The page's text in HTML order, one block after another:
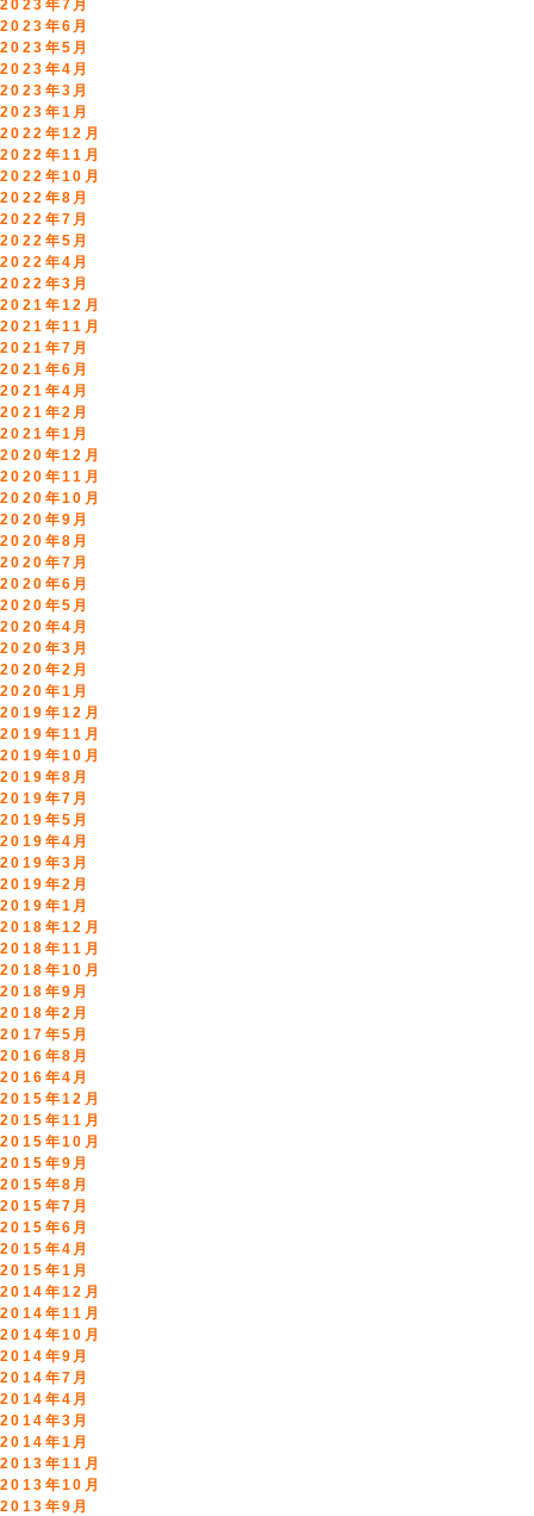
2023年7月
2023年6月
2023年5月
2023年4月
2023年3月
2023年1月
2022年12月
2022年11月
2022年10月
2022年8月
2022年7月
2022年5月
2022年4月
2022年3月
2021年12月
2021年11月
2021年7月
2021年6月
2021年4月
2021年2月
2021年1月
2020年12月
2020年11月
2020年10月
2020年9月
2020年8月
2020年7月
2020年6月
2020年5月
2020年4月
2020年3月
2020年2月
2020年1月
2019年12月
2019年11月
2019年10月
2019年8月
2019年7月
2019年5月
2019年4月
2019年3月
2019年2月
2019年1月
2018年12月
2018年11月
2018年10月
2018年9月
2018年2月
2017年5月
2016年8月
2016年4月
2015年12月
2015年11月
2015年10月
2015年9月
2015年8月
2015年7月
2015年6月
2015年4月
2015年1月
2014年12月
2014年11月
2014年10月
2014年9月
2014年7月
2014年4月
2014年3月
2014年1月
2013年11月
2013年10月
2013年9月